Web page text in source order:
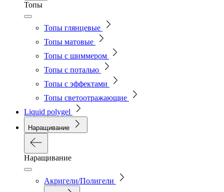
Топы
Топы глянцевые
Топы матовые
Топы с шиммером
Топы с поталью
Топы с эффектами
Топы светоотражающие
Liquid polygel
Наращивание
Наращивание
Акригели/Полигели